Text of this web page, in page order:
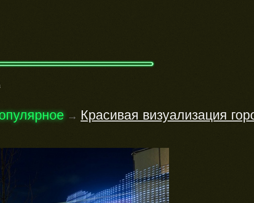
→ Красивая визуализация